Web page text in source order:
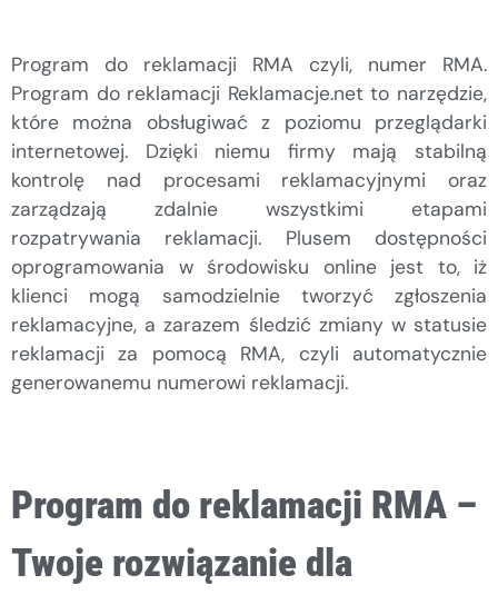
Program do reklamacji RMA czyli, numer RMA.
Program do reklamacji Reklamacje.net to narzędzie,
które można obsługiwać z poziomu przeglądarki
internetowej. Dzięki niemu firmy mają stabilną
kontrolę nad procesami reklamacyjnymi oraz
zarządzają zdalnie wszystkimi etapami
rozpatrywania reklamacji. Plusem dostępności
oprogramowania w środowisku online jest to, iż
klienci mogą samodzielnie tworzyć zgłoszenia
reklamacyjne, a zarazem śledzić zmiany w statusie
reklamacji za pomocą RMA, czyli automatycznie
generowanemu numerowi reklamacji.
Program do reklamacji RMA –
Twoje rozwiązanie dla